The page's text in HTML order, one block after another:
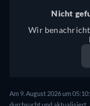
Nicht
Wir
Am 9. August 2026 um